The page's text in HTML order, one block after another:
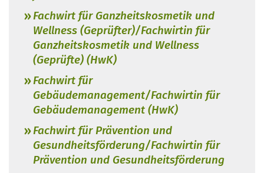
Fachwirt für Ganzheitskosmetik und
Wellness (Geprüfter)/Fachwirtin für
Ganzheitskosmetik und Wellness
(Geprüfte) (HwK)
Fachwirt für
Gebäudemanagement/Fachwirtin für
Gebäudemanagement (HwK)
Fachwirt für Prävention und
Gesundheitsförderung/Fachwirtin für
Prävention und Gesundheitsförderung